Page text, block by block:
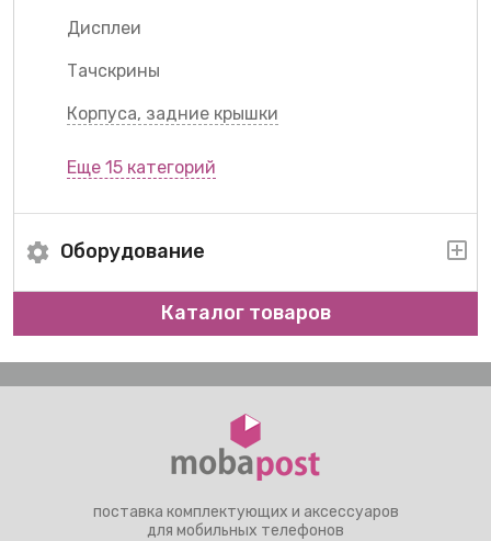
Дисплеи
Тачскрины
Корпуса, задние крышки
Еще 15 категорий
Оборудование
Каталог товаров
поставка комплектующих и аксессуаров
для мобильных телефонов